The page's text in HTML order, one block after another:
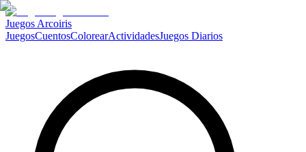
Juegos Arcoiris
JuegosCuentosColorearActividadesJuegos Diarios